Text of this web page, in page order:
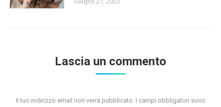
Lascia un commento
Il tuo indirizzo email non verrà pubblicato. I campi obbligatori sono